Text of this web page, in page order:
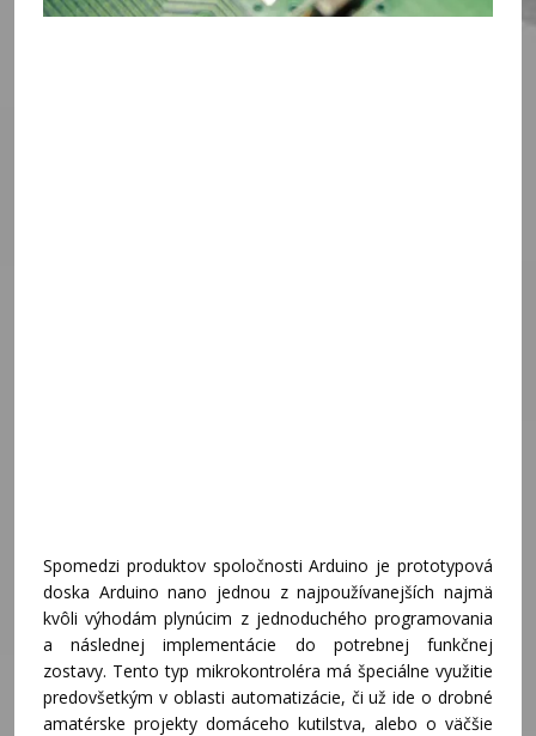
Spomedzi produktov spoločnosti Arduino je prototypová
doska Arduino nano jednou z najpoužívanejších najmä
kvôli výhodám plynúcim z jednoduchého programovania
a následnej implementácie do potrebnej funkčnej
zostavy. Tento typ mikrokontroléra má špeciálne využitie
predovšetkým v oblasti automatizácie, či už ide o drobné
amatérske projekty domáceho kutilstva, alebo o väčšie